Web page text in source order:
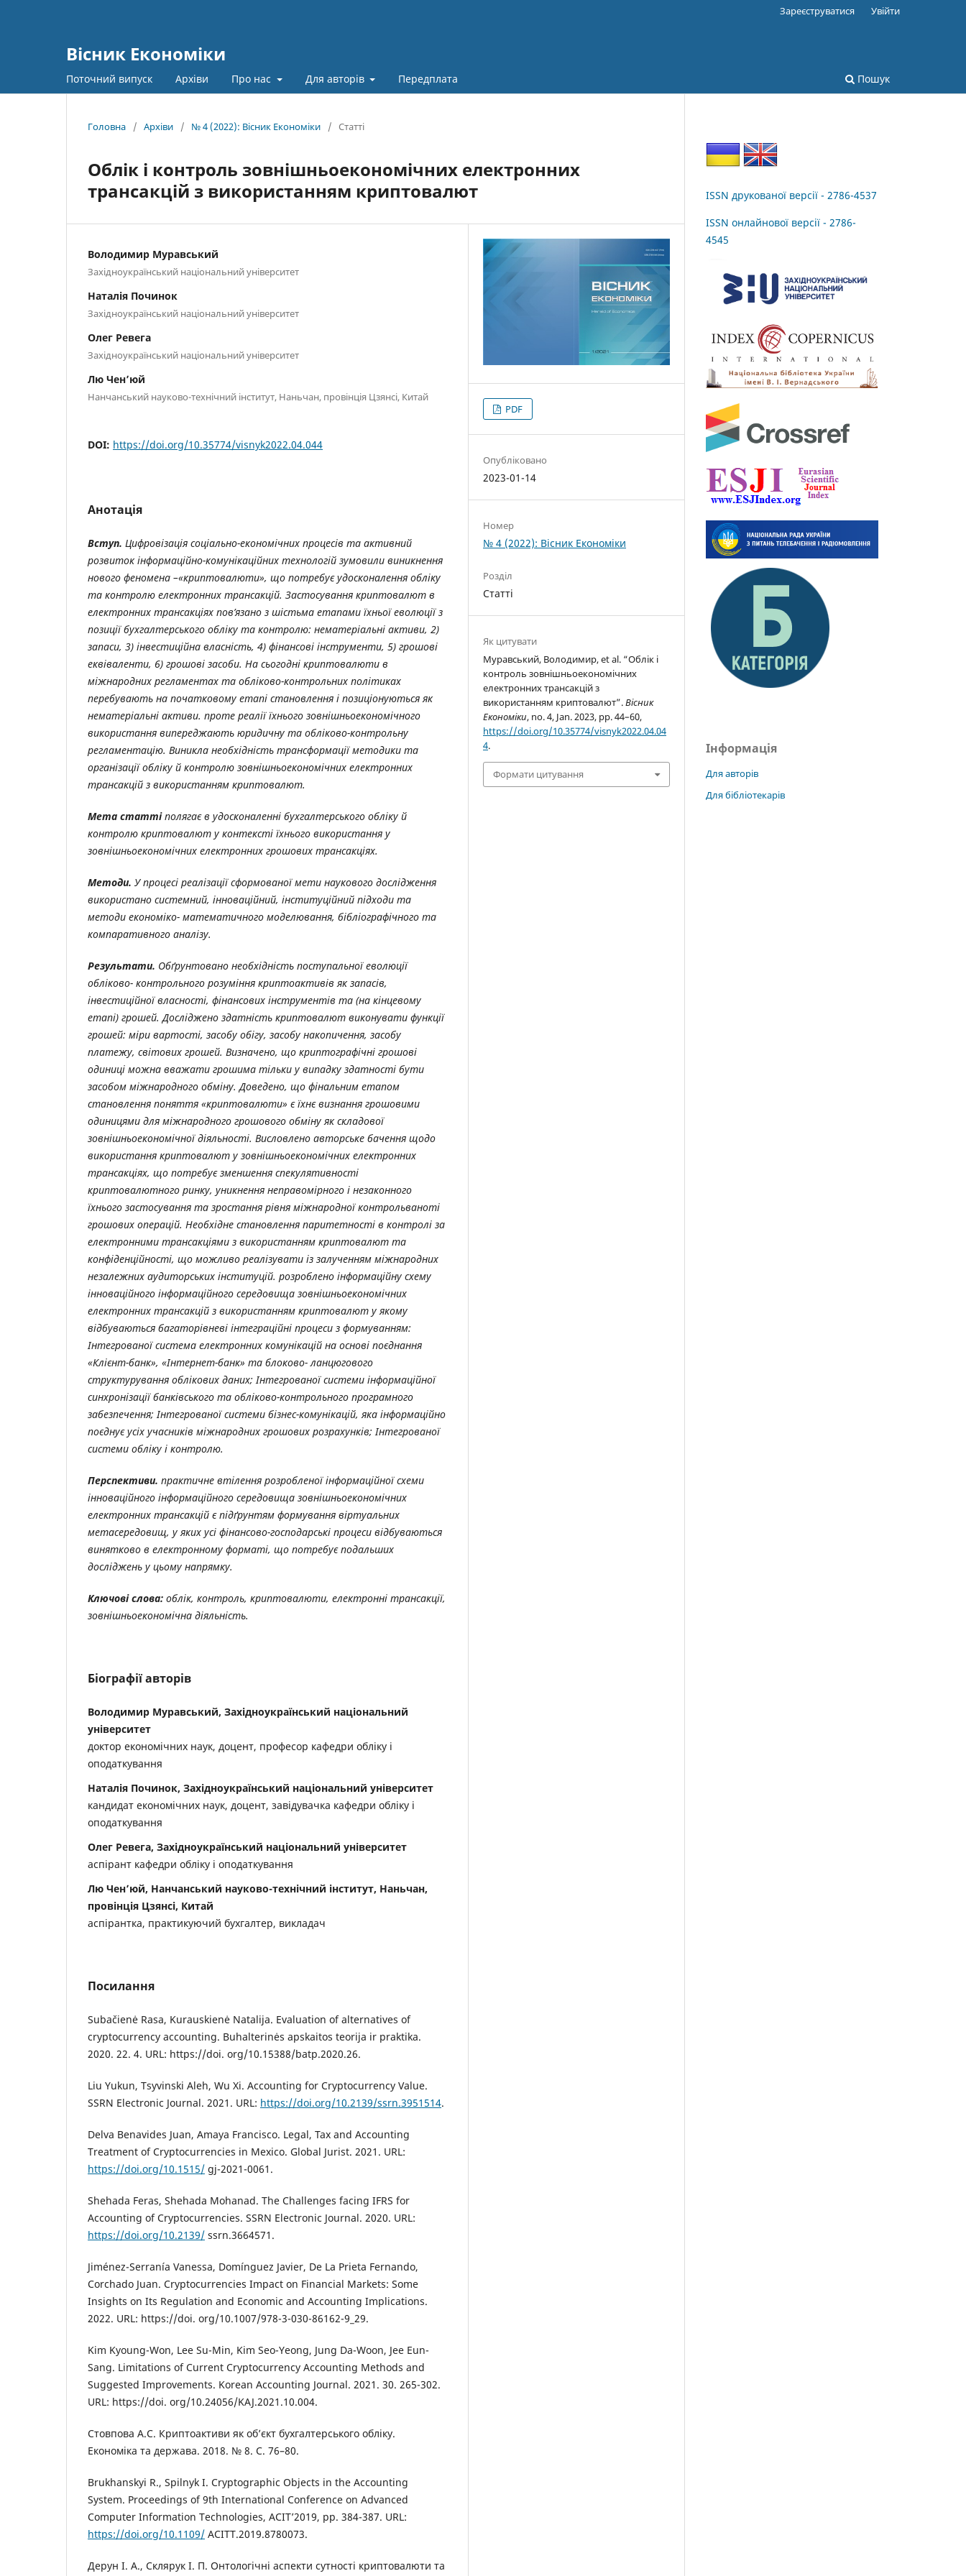
Вісник Економіки
Поточний випуск Архіви Про нас Для авторів Передплата Пошук
Зареєструватися Увійти
Головна / Архіви / № 4 (2022): Вісник Економіки / Статті
Облік і контроль зовнішньоекономічних електронних
трансакцій з використанням криптовалют
Володимир Муравський
Західноукраїнський національний університет
Наталія Починок
Західноукраїнський національний університет
Олег Ревега
Західноукраїнський національний університет
Лю Чен’юй
Нанчанський науково-технічний інститут, Наньчан, провінція Цзянсі, Китай
DOI: https://doi.org/10.35774/visnyk2022.04.044
Анотація
Вступ. Цифровізація соціально-економічних процесів та активний
розвиток інформаційно-комунікаційних технологій зумовили виникнення
нового феномена –«криптовалюти», що потребує удосконалення обліку
та контролю електронних трансакцій. Застосування криптовалют в
електронних трансакціях пов’язано з шістьма етапами їхньої еволюції з
позиції бухгалтерського обліку та контролю: нематеріальні активи, 2)
запаси, 3) інвестиційна власність, 4) фінансові інструменти, 5) грошові
еквіваленти, 6) грошові засоби. На сьогодні криптовалюти в
міжнародних регламентах та обліково-контрольних політиках
перебувають на початковому етапі становлення і позиціонуються як
нематеріальні активи. проте реалії їхнього зовнішньоекономічного
використання випереджають юридичну та обліково-контрольну
регламентацію. Виникла необхідність трансформаціїметодики та
організації обліку й контролю зовнішньоекономічних електронних
трансакцій з використанням криптовалют.
Мета статтіполягає в удосконаленні бухгалтерського обліку й
контролю криптовалют у контексті їхнього використання у
зовнішньоекономічних електронних грошових трансакціях.
Методи. У процесі реалізації сформованої мети наукового дослідження
використано системний, інноваційний, інституційний підходи та
методи економіко- математичного моделювання, бібліографічного та
компаративного аналізу.
Результати. Обґрунтовано необхідність поступальної еволюції
обліково- контрольного розуміння криптоактивів як запасів,
інвестиційної власності, фінансових інструментів та (на кінцевому
етапі) грошей. Досліджено здатність криптовалют виконувати функції
грошей: міри вартості, засобу обігу, засобу накопичення, засобу
платежу, світових грошей. Визначено, що криптографічні грошові
одиниці можна вважати грошима тільки у випадку здатності бути
засобом міжнародного обміну. Доведено, що фінальним етапом
становлення поняття «криптовалюти» є їхнє визнання грошовими
одиницями для міжнародного грошового обміну як складової
зовнішньоекономічної діяльності. Висловлено авторське бачення щодо
використання криптовалют у зовнішньоекономічних електронних
трансакціях, що потребує зменшення спекулятивності
криптовалютного ринку, уникнення неправомірного і незаконного
їхнього застосування та зростання рівня міжнародної контрольваноті
грошових операцій. Необхідне становлення паритетності в контролі за
електронними трансакціями з використанням криптовалют та
конфіденційності, що можливо реалізувати із залученням міжнародних
незалежних аудиторських інституцій. розроблено інформаційну схему
інноваційного інформаційного середовища зовнішньоекономічних
електронних трансакцій з використанням криптовалют у якому
відбуваються багаторівневі інтеграційні процеси з формуванням:
Інтегрованої система електронних комунікацій на основі поєднання
«Клієнт-банк», «Інтернет-банк» та блоково- ланцюгового
структурування облікових даних; Інтегрованої системи інформаційної
синхронізації банківського та обліково-контрольного програмного
забезпечення; Інтегрованої системи бізнес-комунікацій, яка інформаційно
поєднує усіх учасників міжнародних грошових розрахунків; Інтегрованої
системи обліку і контролю.
Перспективи. практичне втілення розробленої інформаційної схеми
інноваційного інформаційного середовища зовнішньоекономічних
електронних трансакцій є підґрунтям формування віртуальних
метасередовищ, у яких усі фінансово-господарські процеси відбуваються
винятково в електронному форматі, що потребує подальших
досліджень у цьому напрямку.
Ключові слова: облік, контроль, криптовалюти, електронні трансакції,
зовнішньоекономічна діяльність.
Біографії авторів
Володимир Муравський, Західноукраїнський національний
університет
доктор економічних наук, доцент, професор кафедри обліку і
оподаткування
Наталія Починок, Західноукраїнський національний університет
кандидат економічних наук, доцент, завідувачка кафедри обліку і
оподаткування
Олег Ревега, Західноукраїнський національний університет
аспірант кафедри обліку і оподаткування
Лю Чен’юй, Нанчанський науково-технічний інститут, Наньчан,
провінція Цзянсі, Китай
аспірантка, практикуючий бухгалтер, викладач
Посилання
Subačienė Rasa, Kurauskienė Natalija. Evaluation of alternatives of
cryptocurrency accounting. Buhalterinės apskaitos teorija ir praktika.
2020. 22. 4. URL: https://doi. org/10.15388/batp.2020.26.
Liu Yukun, Tsyvinski Aleh, Wu Xi. Accounting for Cryptocurrency Value.
SSRN Electronic Journal. 2021. URL: https://doi.org/10.2139/ssrn.3951514.
Delva Benavides Juan, Amaya Francisco. Legal, Tax and Accounting
Treatment of Cryptocurrencies in Mexico. Global Jurist. 2021. URL:
https://doi.org/10.1515/ gj-2021-0061.
Shehada Feras, Shehada Mohanad. The Challenges facing IFRS for
Accounting of Cryptocurrencies. SSRN Electronic Journal. 2020. URL:
https://doi.org/10.2139/ ssrn.3664571.
Jiménez-Serranía Vanessa, Domínguez Javier, De La Prieta Fernando,
Corchado Juan. Cryptocurrencies Impact on Financial Markets: Some
Insights on Its Regulation and Economic and Accounting Implications.
2022. URL: https://doi. org/10.1007/978-3-030-86162-9_29.
Kim Kyoung-Won, Lee Su-Min, Kim Seo-Yeong, Jung Da-Woon, Jee Eun-
Sang. Limitations of Current Cryptocurrency Accounting Methods and
Suggested Improvements. Korean Accounting Journal. 2021. 30. 265-302.
URL: https://doi. org/10.24056/KAJ.2021.10.004.
Стовпова А.С. Криптоактиви як об’єкт бухгалтерського обліку.
Економiка та держава. 2018. № 8. С. 76–80.
Brukhanskyi R., Spilnyk I. Cryptographic Objects in the Accounting
System. Proceedings of 9th International Conference on Advanced
Computer Information Technologies, ACIT’2019, pp. 384-387. URL:
https://doi.org/10.1109/ ACITT.2019.8780073.
Дерун І. А., Склярук І. П. Онтологічні аспекти сутності криптовалюти та
PDF
Опубліковано
2023-01-14
Номер
№ 4 (2022): Вісник Економіки
Розділ
Статті
Як цитувати
Муравський, Володимир, et al. “Облік і
контроль зовнішньоекономічних
електронних трансакцій з
використанням криптовалют”.Вісник
Економіки, no. 4, Jan. 2023, pp. 44–60,
https://doi.org/10.35774/visnyk2022.04.04
4.
Формати цитування
ISSN друкованої версії - 2786-4537
ISSN онлайнової версії - 2786-
4545
Інформація
Для авторів
Для бібліотекарів